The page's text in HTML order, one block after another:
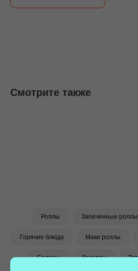
Смотрите также
Роллы Запеченные роллы
Горячие блюда Маки роллы
Салаты Десерты
Получайте скидки, накапливайте баллы и